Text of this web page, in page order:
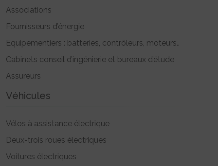
Associations
Fournisseurs d’énergie
Equipementiers : batteries, contrôleurs, moteurs..
Cabinets conseil d’ingénierie et bureaux d’étude
Assureurs
Véhicules
Vélos à assistance électrique
Deux-trois roues électriques
Voitures électriques